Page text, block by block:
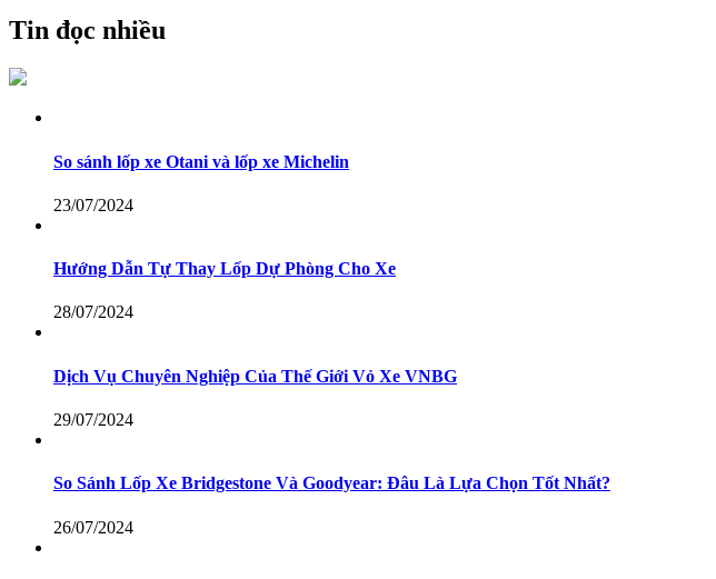
Tin đọc nhiều
So sánh lốp xe Otani và lốp xe Michelin
23/07/2024
Hướng Dẫn Tự Thay Lốp Dự Phòng Cho Xe
28/07/2024
Dịch Vụ Chuyên Nghiệp Của Thế Giới Vỏ Xe VNBG
29/07/2024
So Sánh Lốp Xe Bridgestone Và Goodyear: Đâu Là Lựa Chọn Tốt Nhất?
26/07/2024